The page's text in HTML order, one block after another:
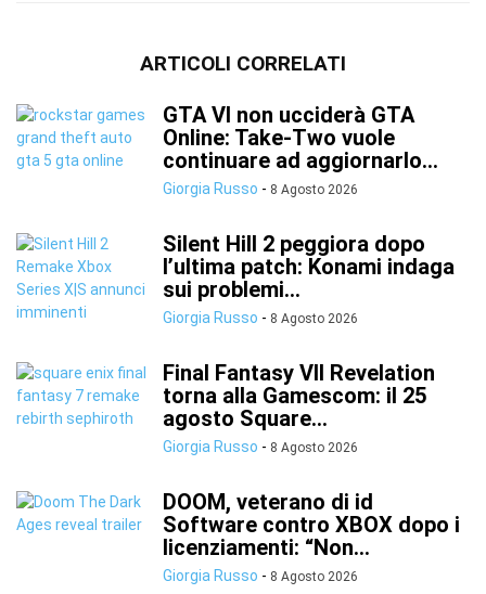
ARTICOLI CORRELATI
GTA VI non ucciderà GTA
Online: Take-Two vuole
continuare ad aggiornarlo...
Giorgia Russo - 8 Agosto 2026
Silent Hill 2 peggiora dopo
l’ultima patch: Konami indaga
sui problemi...
Giorgia Russo - 8 Agosto 2026
Final Fantasy VII Revelation
torna alla Gamescom: il 25
agosto Square...
Giorgia Russo - 8 Agosto 2026
DOOM, veterano di id
Software contro XBOX dopo i
licenziamenti: “Non...
Giorgia Russo - 8 Agosto 2026